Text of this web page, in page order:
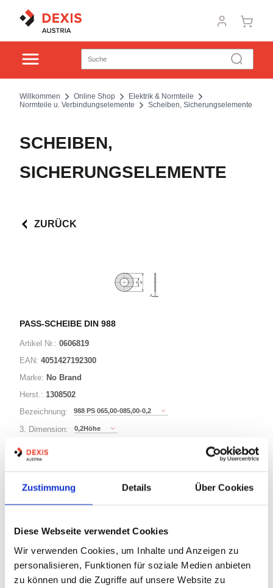
Zustimmung Details Über Cookies
Diese Webseite verwendet Cookies
Wir verwenden Cookies, um Inhalte und Anzeigen zu
personalisieren, Funktionen für soziale Medien anbieten
zu können und die Zugriffe auf unsere Website zu
Willkommen Online Shop
Elektrik & Normteile
Normteile u. Verbindungselemente
Scheiben, Sicherungselemente
SCHEIBEN,
SICHERUNGSELEMENTE
ZURÜCK
PASS-SCHEIBE DIN 988
Artikel Nr.: 0606819
EAN: 4051427192300
Marke: No Brand
Herst.: 1308502
Bezeichnung:
988 PS 065,00-085,00-0,2
3. Dimension: 0,2Höhe
Länge / 2. Dimension:
65Innen-Durchmesser
Minimum (500)
STK
Losgröße 500
Warenkorb